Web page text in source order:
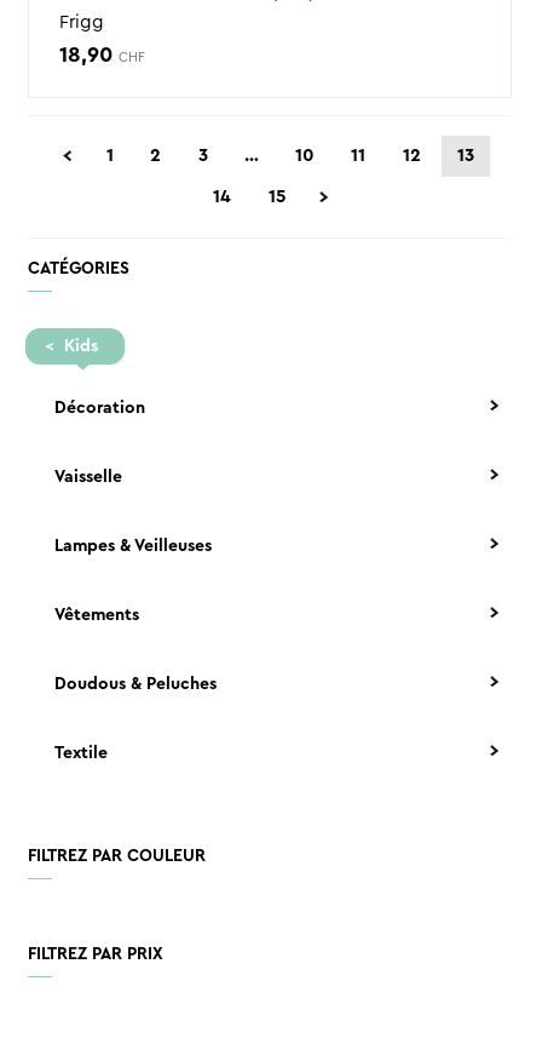
Frigg
18,90 CHF
1 2 3 … 10 11 12 13
14 15
CATÉGORIES
Kids
Décoration
Vaisselle
Lampes & Veilleuses
Vêtements
Doudous & Peluches
Textile
FILTREZ PAR COULEUR
FILTREZ PAR PRIX